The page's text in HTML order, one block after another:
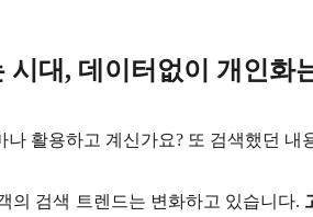
대, 데이터없이 개인화
활용하고 계신가요? 또 검색했던 내
의 검색 트렌드는 변화하고 있습니다.